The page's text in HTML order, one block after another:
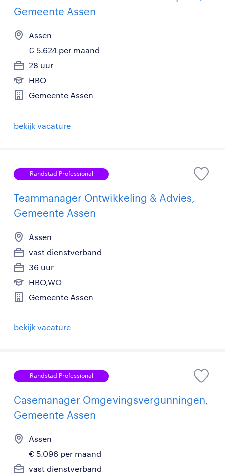
Gemeente Assen
Assen
€ 5.624 per maand
28 uur
HBO
Gemeente Assen
bekijk vacature
Randstad Professional
Teammanager Ontwikkeling & Advies,
Gemeente Assen
Assen
vast dienstverband
36 uur
HBO,WO
Gemeente Assen
bekijk vacature
Randstad Professional
Casemanager Omgevingsvergunningen,
Gemeente Assen
Assen
€ 5.096 per maand
vast dienstverband